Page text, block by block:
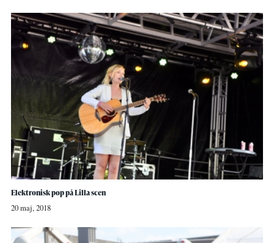
Elektronisk pop på Lilla scen
20 maj, 2018